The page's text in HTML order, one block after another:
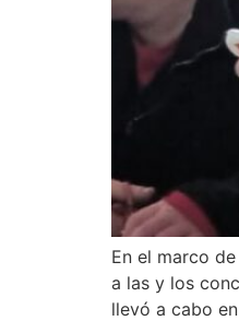
En el marco
a las y los
llevó a cabo